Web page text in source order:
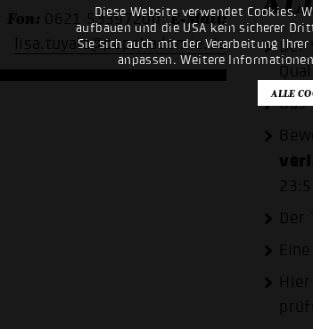
Diese Website verwendet Cookies.
aufbauen und die USA kein sicherer
Sie sich auch mit der Verarbeitung
anpassen. Weitere
Fon: 0621 53397200E-Mail:
lisa.tuyala@popakademie.de
Der
Das
Der